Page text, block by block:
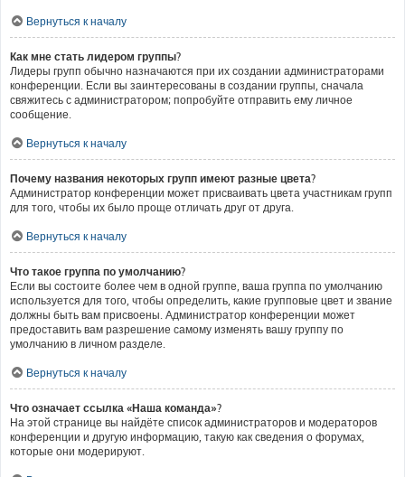
Вернуться к началу
Как мне стать лидером группы?
Лидеры групп обычно назначаются при их создании администраторами
конференции. Если вы заинтересованы в создании группы, сначала
свяжитесь с администратором; попробуйте отправить ему личное
сообщение.
Вернуться к началу
Почему названия некоторых групп имеют разные цвета?
Администратор конференции может присваивать цвета участникам групп
для того, чтобы их было проще отличать друг от друга.
Вернуться к началу
Что такое группа по умолчанию?
Если вы состоите более чем в одной группе, ваша группа по умолчанию
используется для того, чтобы определить, какие групповые цвет и звание
должны быть вам присвоены. Администратор конференции может
предоставить вам разрешение самому изменять вашу группу по
умолчанию в личном разделе.
Вернуться к началу
Что означает ссылка «Наша команда»?
На этой странице вы найдёте список администраторов и модераторов
конференции и другую информацию, такую как сведения о форумах,
которые они модерируют.